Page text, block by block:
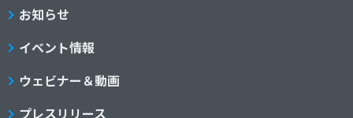
お知らせ
イベント情報
ウェビナー＆動画
プレスリリース